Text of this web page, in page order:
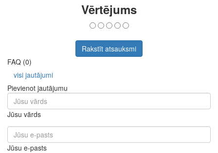
Vērtējums
Rakstīt atsauksmi
FAQ (0)
visi jautājumi
Pievienot jautājumu
Jūsu vārds
Jūsu e-pasts